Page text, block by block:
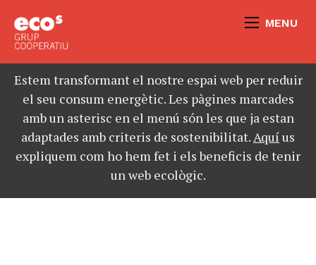
MENU
Estem transformant el nostre espai web per reduir
el seu consum energètic. Les pàgines marcades
amb un asterisc en el menú són les que ja estan
adaptades amb criteris de sostenibilitat.Aquíus
expliquem com ho hem fet i els beneficis de tenir
un web ecològic.